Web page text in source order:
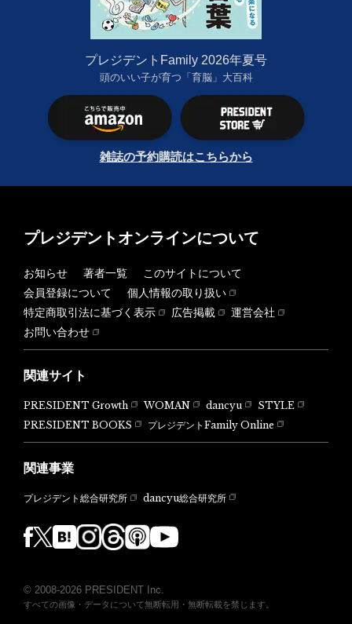
プレジデントFamily 2026年夏号
頭のいい子が育つ「育脳」大百科
雑誌の予約購読はこちらから
プレジデントオンラインについて
お知らせ 著者一覧
このサイトについて
会員登録について
個人情報の取り扱い
特定商取引法に基づく表示
広告掲載
運営会社
お問い合わせ
関連サイト
PRESIDENT Growth WOMAN dancyu
STYLE
PRESIDENT BOOKS
プレジデントFamily Online
関連事業
プレジデント総合研究所 dancyu総合研究所
© 2008-2026 PRESIDENT Inc.
すべての画像・データについて無断転用・無断転載を禁じます。